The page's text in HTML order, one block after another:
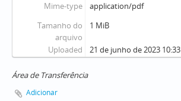
Mime-type
application/pdf
Tamanho do
arquivo
1 MiB
Uploaded 21 de junho de 2023 10:33
Área de Transferência
Adicionar